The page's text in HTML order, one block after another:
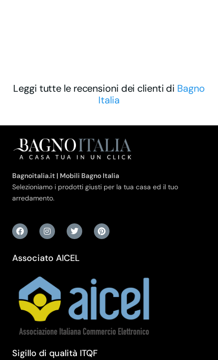
Leggi tutte le recensioni dei clienti di Bagno
Italia
Bagnoitalia.it | Mobili Bagno Italia
Selezioniamo i prodotti giusti per la tua casa ed il tuo
arredamento.
Associato AICEL
Sigillo di qualità ITQF